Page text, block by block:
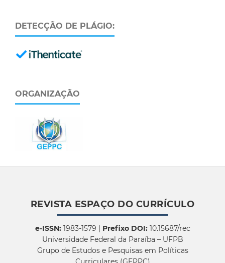
DETECÇÃO DE PLÁGIO:
ORGANIZAÇÃO
REVISTA ESPAÇO DO CURRÍCULO
e-ISSN:1983-1579 | Prefixo DOI:10.15687/rec
Universidade Federal da Paraíba – UFPB
Grupo de Estudos e Pesquisas em Políticas